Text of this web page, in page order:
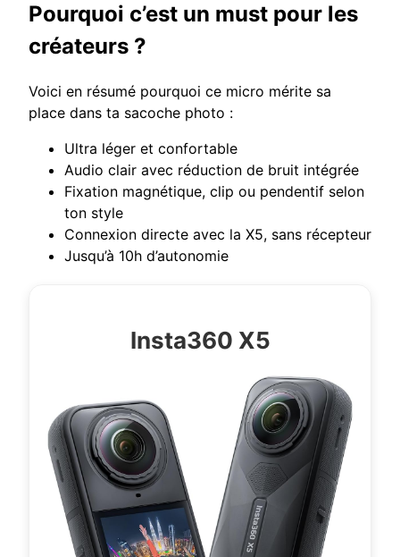
Pourquoi c’est un must pour les
créateurs ?
Voici en résumé pourquoi ce micro mérite sa
place dans ta sacoche photo :
Ultra léger et confortable
Audio clair avec réduction de bruit intégrée
Fixation magnétique, clip ou pendentif selon
ton style
Connexion directe avec la X5, sans récepteur
Jusqu’à 10h d’autonomie
Insta360 X5